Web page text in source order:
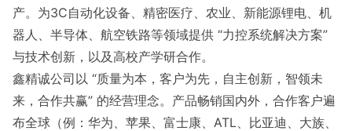
产。为3C自动化设备、精密医疗、农业、新能源锂电、机
器人、半导体、航空铁路等领域提供 “力控系统解决方案”
与技术创新，以及高校产学研合作。
鑫精诚公司以 “质量为本，客户为先，自主创新，智领未
来，合作共赢” 的经营理念。产品畅销国内外，合作客户遍
布全球（例：华为、苹果、富士康、ATL、比亚迪、大族、